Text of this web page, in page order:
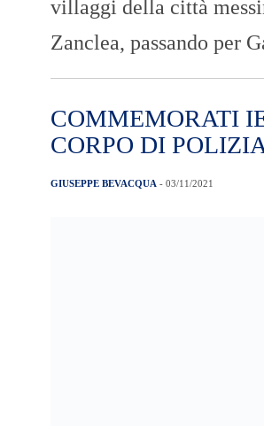
villaggi della città
Zanclea, passando per
COMMEMORATI
CORPO DI
GIUSEPPE BEVACQUA - 03/11/2021